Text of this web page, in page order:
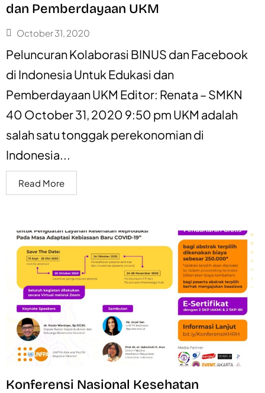
dan Pemberdayaan UKM
October 31, 2020
Peluncuran Kolaborasi BINUS dan Facebook
di Indonesia Untuk Edukasi dan
Pemberdayaan UKM Editor: Renata – SMKN
40 October 31, 2020 9:50 pm UKM adalah
salah satu tonggak perekonomian di
Indonesia...
Read More
Konferensi Nasional Kesehatan